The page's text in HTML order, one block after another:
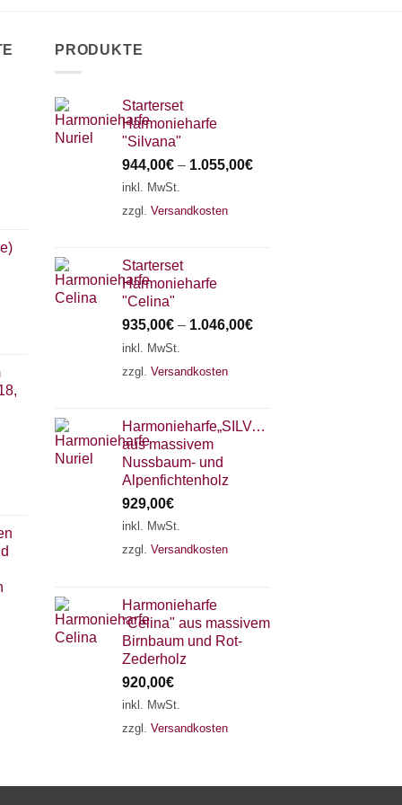
PRODUKTE
Starterset
Harmonieharfe
"Silvana"
944,00€ – 1.055,00€
inkl. MwSt.
zzgl. Versandkosten
Starterset
Harmonieharfe
"Celina"
935,00€ – 1.046,00€
inkl. MwSt.
zzgl. Versandkosten
Harmonieharfe„SILVANA"
aus massivem
Nussbaum- und
Alpenfichtenholz
929,00€
inkl. MwSt.
zzgl. Versandkosten
Harmonieharfe
"Celina" aus massivem
Birnbaum und Rot-
Zederholz
920,00€
inkl. MwSt.
zzgl. Versandkosten
18 SAITEN 21 SAITEN 25 SAITEN
AKKORDZITHER